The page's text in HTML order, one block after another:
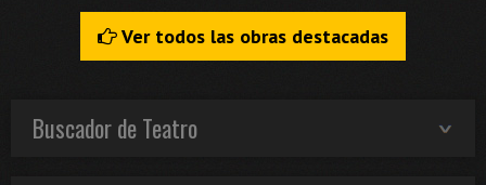
Ver todos las obras destacadas
Buscador de Teatro